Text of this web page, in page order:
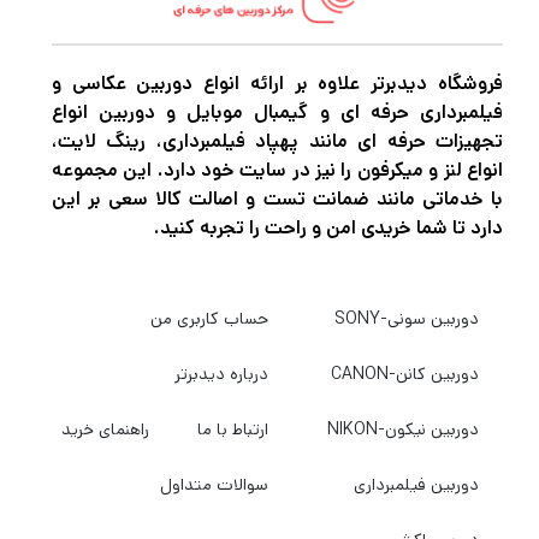
آینه سونی بهینه است. دوربین ها این همچنین
باعث بهبود AF در هنگام فیلمبرداری می شود. با
موتور تعبیه شده در لنز، فوکوس بی صداتر و
پاسخگوتر خواهد بود.
فروشگاهدیدبرتریکی از بهترین مقاصد برای خرید
کیفیت و متفاوت هستید، لنزهای تامرون انتخاب
عالیی می‌باشند و دیدبرتر به عنوان یکی از
در اختیار شماست.
فروشگاه دیدبرتر علاوه بر ارائه انواع دوربین عکاسی و
فیلمبرداری حرفه ای و گیمبال موبایل و دوربین انواع
تجهیزات حرفه ای مانند پهپاد فیلمبرداری، رینگ لایت،
انواع لنز و میکرفون را نیز در سایت خود دارد. این مجموعه
با خدماتی مانند ضمانت تست و اصالت کالا سعی بر این
دارد تا شما خریدی امن و راحت را تجربه کنید.
دوربین سونی-SONY
دوربین کانن-CANON
دوربین نیکون-NIKON
دوربین فیلمبرداری
حساب کاربری من
درباره دیدبرتر
ارتباط با ما راهنمای خرید
سوالات متداول